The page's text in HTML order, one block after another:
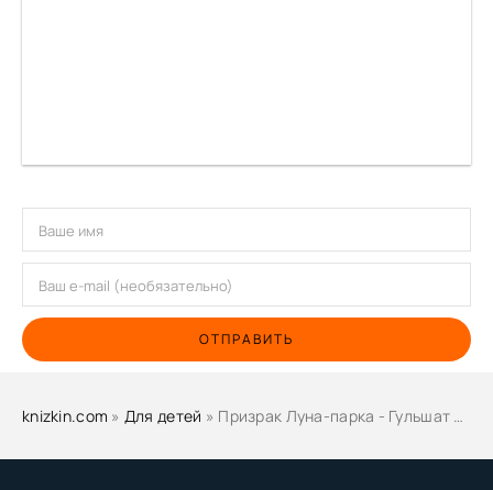
ОТПРАВИТЬ
knizkin.com » Для детей » Призрак Луна-парка - Гульшат Абдеева